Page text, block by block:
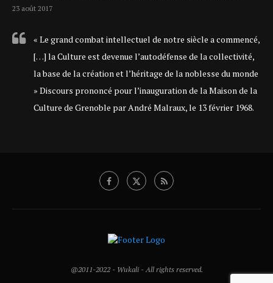
23 août 2017
« Le grand combat intellectuel de notre siècle a commencé,
[…] la Culture est devenue l’autodéfense de la collectivité,
la base de la création et l’héritage de la noblesse du monde
» Discours prononcé pour l’inauguration de la Maison de la
Culture de Grenoble par André Malraux, le 13 février 1968.
@2011-2022 - Wukali - All rights reserved.